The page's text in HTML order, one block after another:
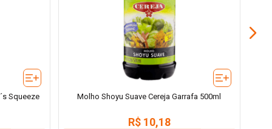
Squeeze
Molho Shoyu Suave Cereja Garrafa 500ml
R$ 10,18